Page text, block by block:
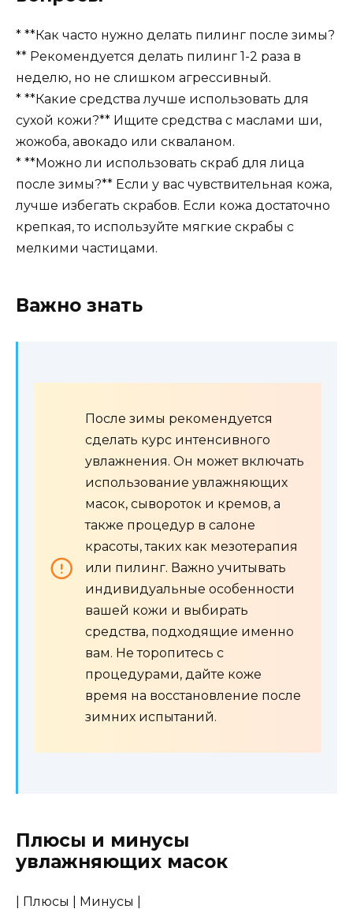
* **Как часто нужно делать пилинг после зимы?
** Рекомендуется делать пилинг 1-2 раза в
неделю, но не слишком агрессивный.
* **Какие средства лучше использовать для
сухой кожи?** Ищите средства с маслами ши,
жожоба, авокадо или скваланом.
* **Можно ли использовать скраб для лица
после зимы?** Если у вас чувствительная кожа,
лучше избегать скрабов. Если кожа достаточно
крепкая, то используйте мягкие скрабы с
мелкими частицами.
Важно знать
После зимы рекомендуется
сделать курс интенсивного
увлажнения. Он может включать
использование увлажняющих
масок, сывороток и кремов, а
также процедур в салоне
красоты, таких как мезотерапия
или пилинг. Важно учитывать
индивидуальные особенности
вашей кожи и выбирать
средства, подходящие именно
вам. Не торопитесь с
процедурами, дайте коже
время на восстановление после
зимних испытаний.
Плюсы и минусы
увлажняющих масок
| Плюсы | Минусы |